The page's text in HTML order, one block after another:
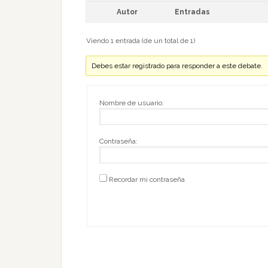
Autor Entradas
Viendo 1 entrada (de un total de 1)
Debes estar registrado para responder a este debate.
Nombre de usuario:
Contraseña:
Recordar mi contraseña